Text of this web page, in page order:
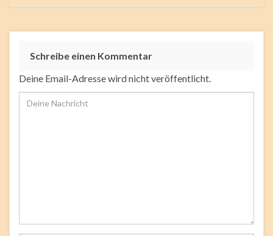
Schreibe einen Kommentar
Deine Email-Adresse wird nicht veröffentlicht.